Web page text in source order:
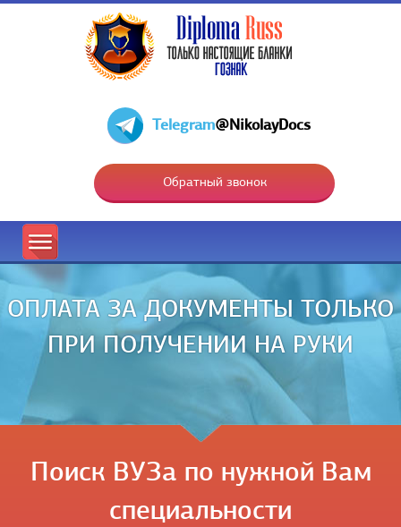
Telegram@NikolayDocs
Обратный звонок
ОПЛАТА ЗА ДОКУМЕНТЫ ТОЛЬКО
ПРИ ПОЛУЧЕНИИ НА РУКИ
Поиск ВУЗа по нужной Вам
специальности